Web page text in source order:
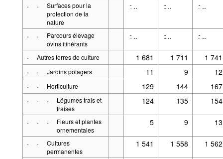
· ·
Surfaces pour la
protection de la
nature
- .. - .. - ..
· ·
Parcours élevage
ovins itinérants
- .. - .. - ..
· Autres terres de culture 1 681 1 711
1 741
· · Jardins potagers 11 9
12
· · Horticulture 129 144
167
· · ·
Légumes frais et
fraises
124 135 154
· · ·
Fleurs et plantes
ornementales
5 9 13
· ·
Cultures
permanentes
1 541 1 558 1 562